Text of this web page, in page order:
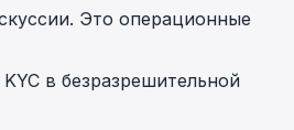
Это операционные
в безразрешительной